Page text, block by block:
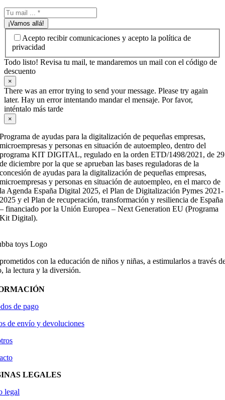
¡Vamos allá!
Acepto recibir comunicaciones y acepto la política de
privacidad
Todo listo! Revisa tu mail, te mandaremos un mail con el código de
descuento
×
There was an error trying to send your message. Please try again
later. Hay un error intentando mandar el mensaje. Por favor,
inténtalo más tarde
×
Programa de ayudas para la digitalización de pequeñas empresas,
microempresas y personas en situación de autoempleo, dentro del
programa KIT DIGITAL, regulado en la orden ETD/1498/2021, de 29
de diciembre por la que se aprueban las bases reguladoras de la
concesión de ayudas para la digitalización de pequeñas empresas,
microempresas y personas en situación de autoempleo, en el marco de
la Agenda España Digital 2025, el Plan de Digitalización Pymes 2021-
2025 y el Plan de recuperación, transformación y resiliencia de España
– financiado por la Unión Europea – Next Generation EU (Programa
Kit Digital).
con la educación de niños y niñas, a estimularlos a través
la lectura y la diversión.
de pago
de envío y devoluciones
LEGALES
legal